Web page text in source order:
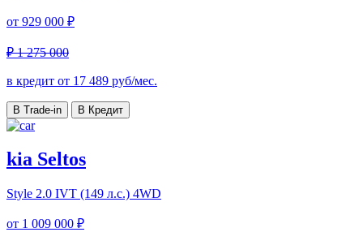
от 929 000 ₽
₽ 1 275 000
в кредит от 17 489 руб/мес.
В Trade-in В Кредит
kia Seltos
Style 2.0 IVT (149 л.с.) 4WD
от 1 009 000 ₽